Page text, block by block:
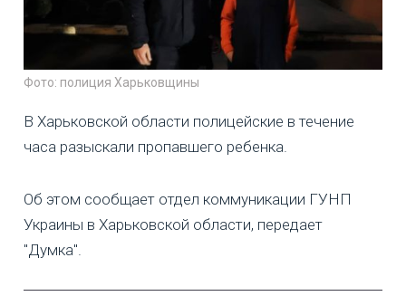
Фото: полиция Харьковщины
В Харьковской области полицейские в течение
часа разыскали пропавшего ребенка.
Об этом сообщает отдел коммуникации ГУНП
Украины в Харьковской области, передает
"Думка".